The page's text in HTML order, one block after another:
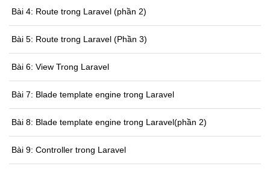
Bài 4: Route trong Laravel (phần 2)
Bài 5: Route trong Laravel (Phần 3)
Bài 6: View Trong Laravel
Bài 7: Blade template engine trong Laravel
Bài 8: Blade template engine trong Laravel(phần 2)
Bài 9: Controller trong Laravel